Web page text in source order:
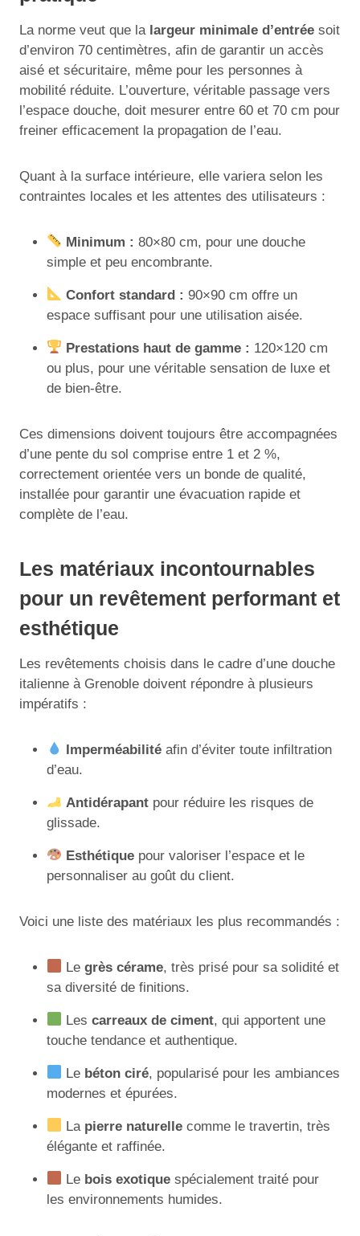
La norme veut que la largeur minimale d’entrée soit
d’environ 70 centimètres, afin de garantir un accès
aisé et sécuritaire, même pour les personnes à
mobilité réduite. L’ouverture, véritable passage vers
l’espace douche, doit mesurer entre 60 et 70 cm pour
freiner efficacement la propagation de l’eau.
Quant à la surface intérieure, elle variera selon les
contraintes locales et les attentes des utilisateurs :
Minimum : 80×80 cm, pour une douche
simple et peu encombrante.
Confort standard : 90×90 cm offre un
espace suffisant pour une utilisation aisée.
Prestations haut de gamme : 120×120 cm
ou plus, pour une véritable sensation de luxe et
de bien-être.
Ces dimensions doivent toujours être accompagnées
d’une pente du sol comprise entre 1 et 2 %,
correctement orientée vers un bonde de qualité,
installée pour garantir une évacuation rapide et
complète de l’eau.
Les matériaux incontournables
pour un revêtement performant et
esthétique
Les revêtements choisis dans le cadre d’une douche
italienne à Grenoble doivent répondre à plusieurs
impératifs :
Imperméabilité afin d’éviter toute infiltration
d’eau.
Antidérapant pour réduire les risques de
glissade.
Esthétique pour valoriser l’espace et le
personnaliser au goût du client.
Voici une liste des matériaux les plus recommandés :
Legrès cérame, très prisé pour sa solidité et
sa diversité de finitions.
Lescarreaux de ciment, qui apportent une
touche tendance et authentique.
Le béton ciré, popularisé pour les ambiances
modernes et épurées.
La pierre naturelle comme le travertin, très
élégante et raffinée.
Le bois exotique spécialement traité pour
les environnements humides.